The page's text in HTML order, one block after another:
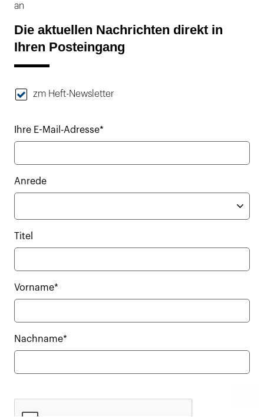
an
Die aktuellen Nachrichten direkt in
Ihren Posteingang
zm Heft-Newsletter
Ihre E-Mail-Adresse*
Anrede
Titel
Vorname*
Nachname*